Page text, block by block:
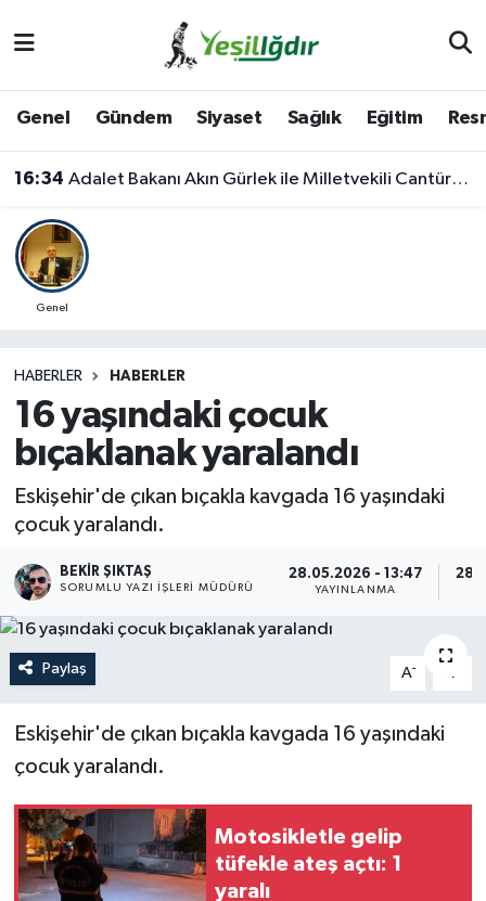
Genel Gündem Siyaset Sağlık Eğitim
16:34 Adalet Bakanı Akın Gürlek ile Milletvekili Cantürk Alagöz Iğdır’a Geliyor
Genel
HABERLER HABERLER
16 yaşındaki çocuk
bıçaklanak yaralandı
Eskişehir'de çıkan bıçakla kavgada 16 yaşındaki
çocuk yaralandı.
BEKIR ŞIKTAŞ
SORUMLU YAZI İŞLERI MÜDÜRÜ
28.05.2026 - 13:47
YAYINLANMA
Paylaş A- A
Eskişehir'de çıkan bıçakla kavgada 16 yaşındaki
çocuk yaralandı.
Motosikletle gelip
tüfekle ateş açtı: 1
yaralı
Iğdır Trafik Yoğunluk Haritası
Süper Lig Puan Durumu ve Fikstür
Son Dakika Haberleri
Haber Arşivi